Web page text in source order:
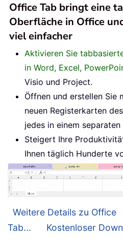
Office Tab bringt eine
Oberfläche in Office
viel einfacher
Aktivieren Sie
in Word, Excel,
Visio und Project.
Öffnen und erstellen Sie
neuen Registerkarten
jedes in einem
Steigert Ihre
Ihnen täglich Hunderte
Weitere Details zu Office
Tab...
Kostenloser